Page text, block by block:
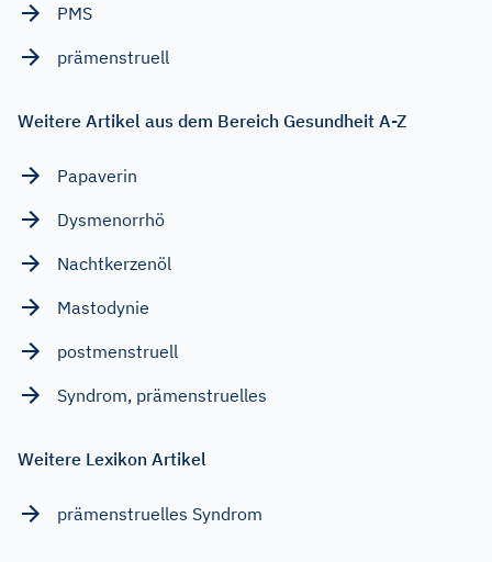
PMS
prämenstruell
Weitere Artikel aus dem Bereich Gesundheit A-Z
Papaverin
Dysmenorrhö
Nachtkerzenöl
Mastodynie
postmenstruell
Syndrom, prämenstruelles
Weitere Lexikon Artikel
prämenstruelles Syndrom